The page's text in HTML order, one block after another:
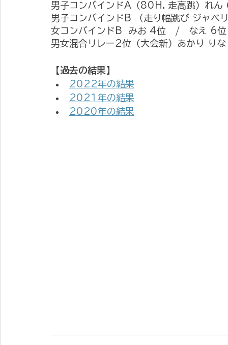
男子コンバインドA（80H. 走高跳）れん
男子コンバインドB （走り幅跳び ジャベ
女コンバインドB  みお 4位　/　なえ 6位
男女混合リレー2位（大会新）あかり り
【過去の結果】
2022年の結果
2021年の結果
2020年の結果